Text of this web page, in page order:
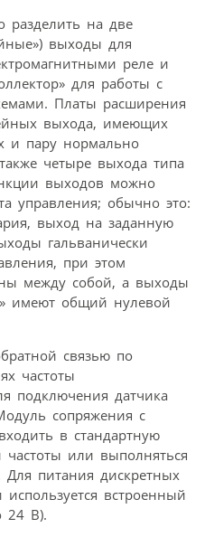
на две
выходы для
реле и
для работы с
Платы расширения
выхода, имеющих
и пару нормально
четыре выхода типа
выходов можно
управления; обычно это:
выход на заданную
гальванически
при этом
между собой, а выходы
имеют общий нулевой
связью по
частоты
подключения датчика
сопряжения с
в стандартную
частоты или выполняться
питания дискретных
встроенный
24 В).